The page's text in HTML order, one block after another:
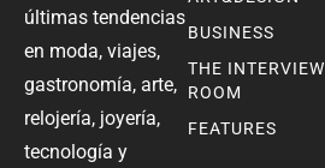
últimas tendencias
en moda, viajes,
gastronomía, arte,
relojería, joyería,
tecnología y
BUSINESS
THE INTERVIEW
ROOM
FEATURES